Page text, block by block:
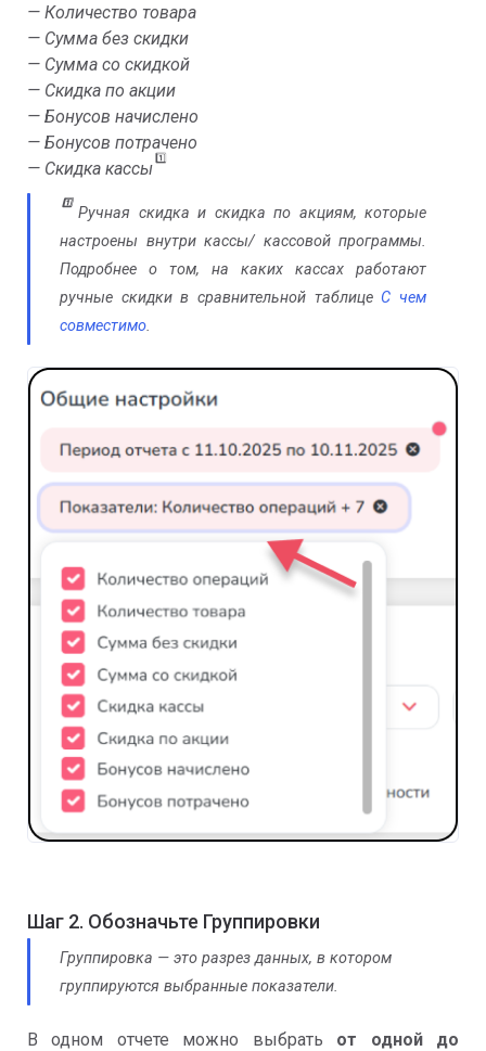
— Количество товара
— Сумма без скидки
— Сумма со скидкой
— Скидка по акции
— Бонусов начислено
— Бонусов потрачено
— Скидка кассы 1️⃣
1️⃣
Ручная скидка и скидка по акциям, которые
настроены внутри кассы/ кассовой программы.
Подробнее о том, на каких кассах работают
ручные скидки в сравнительной таблице С чем
совместимо.
Шаг 2. Обозначьте Группировки
Группировка — это разрез данных, в котором
группируются выбранные показатели.
В одном отчете можно выбрать от одной до